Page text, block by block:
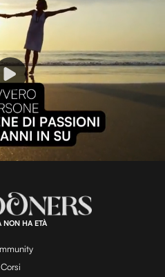
P
l
a
y
L
:
1
0
0
.
0
NON HA ETÀ
Corsi